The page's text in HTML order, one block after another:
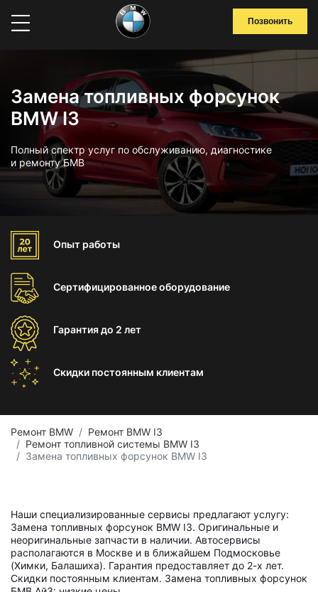
Позвонить
Замена топливных форсунок
BMW I3
Полный спектр услуг по обслуживанию, диагностике
и ремонту БМВ
Опыт работы
Сертифицированноеоборудование
Гарантиядо 2 лет
Скидки постоянным клиентам
Ремонт BMW
Ремонт BMW I3
Ремонт топливной системы BMW I3
Замена топливных форсунок BMW I3
Наши специализированные сервисы предлагают услугу:
Замена топливных форсунок BMW I3. Оригинальные и
неоригинальные запчасти в наличии. Автосервисы
располагаются в Москве и в ближайшем Подмосковье
(Химки, Балашиха). Гарантия предоставляет до 2-х лет.
Скидки постоянным клиентам. Замена топливных форсунок